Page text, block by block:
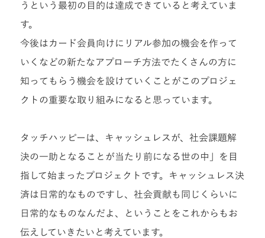
うという最初の目的は達成できていると考えていま
す。
今後はカード会員向けにリアル参加の機会を作って
いくなどの新たなアプローチ方法でたくさんの方に
知ってもらう機会を設けていくことがこのプロジェ
クトの重要な取り組みになると思っています。
タッチハッピーは、キャッシュレスが、社会課題解
決の一助となることが当たり前になる世の中」を目
指して始まったプロジェクトです。キャッシュレス決
済は日常的なものですし、社会貢献も同じくらいに
日常的なものなんだよ、ということをこれからもお
伝えしていきたいと考えています。